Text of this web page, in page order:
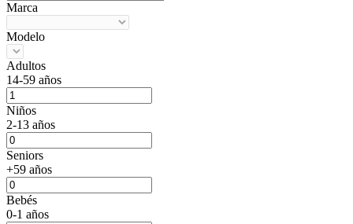
Marca
Modelo
Adultos
14-59 años
Niños
2-13 años
Seniors
+59 años
Bebés
0-1 años